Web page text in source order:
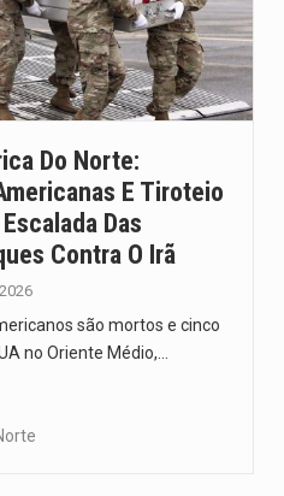
Um dos casos mais graves envolveu a residência de Sam…
A cidade de Bunia, capital da província de Ituri, tornou-se…
Legislação, renomeada em homenagem ao falecido senador Lindsey Graham, foi…
Do Norte:
E Tiroteio
Das
Contra O Irã
são mortos e cinco
no Oriente Médio,…